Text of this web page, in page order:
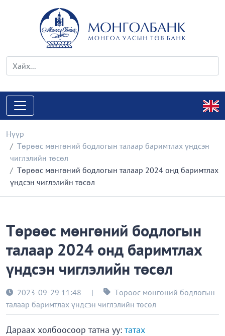
Нүүр
Төрөөс мөнгөний бодлогын талаар баримтлах үндсэн
чиглэлийн төсөл
Төрөөс мөнгөний бодлогын талаар 2024 онд баримтлах
үндсэн чиглэлийн төсөл
Төрөөс мөнгөний бодлогын
талаар 2024 онд баримтлах
үндсэн чиглэлийн төсөл
2023-09-29 11:48 |
Төрөөс мөнгөний бодлогын
талаар баримтлах үндсэн чиглэлийн төсөл
Дараах холбоосоор татна уу: татах